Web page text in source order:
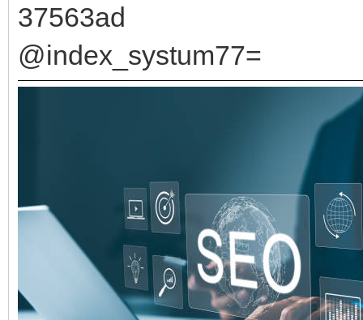
37563ad
@index_systum77=